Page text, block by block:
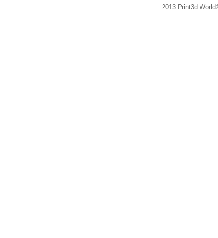
2013 Print3d